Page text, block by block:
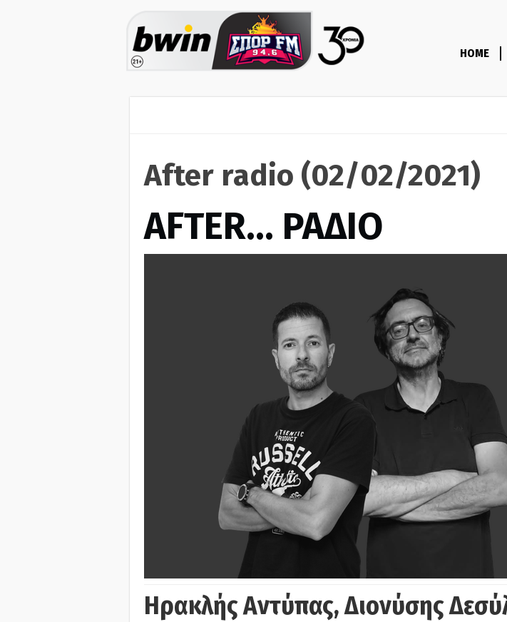
HOME
After radio (02/02/2021)
AFTER… ΡΑΔΙΟ
Ηρακλής Αντύπας, Διονύσης